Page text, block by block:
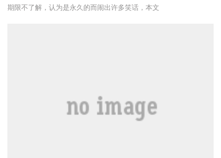
期限不了解，认为是永久的而闹出许多笑话，本文